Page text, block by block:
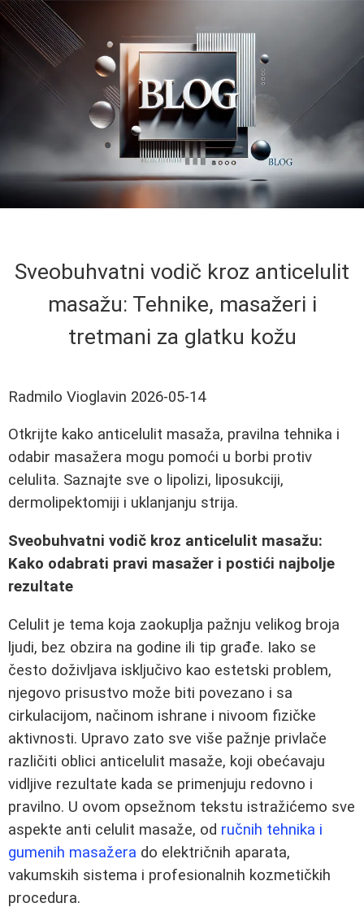
Sveobuhvatni vodič kroz anticelulit
masažu: Tehnike, masažeri i
tretmani za glatku kožu
Radmilo Vioglavin 2026-05-14
Otkrijte kako anticelulit masaža, pravilna tehnika i
odabir masažera mogu pomoći u borbi protiv
celulita. Saznajte sve o lipolizi, liposukciji,
dermolipektomiji i uklanjanju strija.
Sveobuhvatni vodič kroz anticelulit masažu:
Kako odabrati pravi masažer i postići najbolje
rezultate
Celulit je tema koja zaokuplja pažnju velikog broja
ljudi, bez obzira na godine ili tip građe. Iako se
često doživljava isključivo kao estetski problem,
njegovo prisustvo može biti povezano i sa
cirkulacijom, načinom ishrane i nivoom fizičke
aktivnosti. Upravo zato sve više pažnje privlače
različiti oblici anticelulit masaže, koji obećavaju
vidljive rezultate kada se primenjuju redovno i
pravilno. U ovom opsežnom tekstu istražićemo sve
aspekte anti celulit masaže, od ručnih tehnika i
gumenih masažera do električnih aparata,
vakumskih sistema i profesionalnih kozmetičkih
procedura.